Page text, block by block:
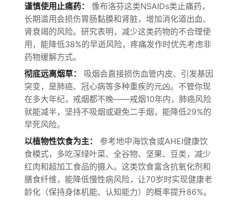
谨慎使用止痛药：
像布洛芬这类NSAIDs类止痛药，
长期滥用会损伤胃肠黏膜和肾脏，增加消化道出血、
肾衰竭的风险。研究表明，减少这类药物的不合理使
用，能降低38%的早逝风险，疼痛发作时优先考虑非
药物缓解方式。
彻底远离烟草：
吸烟会直接损伤血管内皮、引发基因
突变，是肺癌、冠心病等多种重疾的元凶。不管你现
在多大年纪，戒烟都不晚——戒烟10年内，肺癌风险
就能减半，坚持不吸烟或避免二手烟，能降低29%的
早死风险。
以植物性饮食为主：
参考地中海饮食或AHEI健康饮
食模式，多吃深绿叶菜、全谷物、坚果、豆类，减少
红肉和超加工食品的摄入。这类饮食富含抗氧化剂和
膳食纤维，能降低慢性病风险，让70岁时实现健康老
龄化（保持身体机能、认知能力）的概率提升86%。